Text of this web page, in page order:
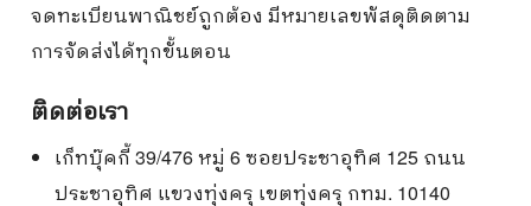
จดทะเบียนพาณิชย์ถูกต้อง มีหมายเลขพัสดุติดตาม
การจัดส่งได้ทุกขั้นตอน
ติดต่อเรา
เก็ทบุ๊คกี้ 39/476 หมู่ 6 ซอยประชาอุทิศ 125 ถนน
ประชาอุทิศ แขวงทุ่งครุ เขตทุ่งครุ กทม. 10140